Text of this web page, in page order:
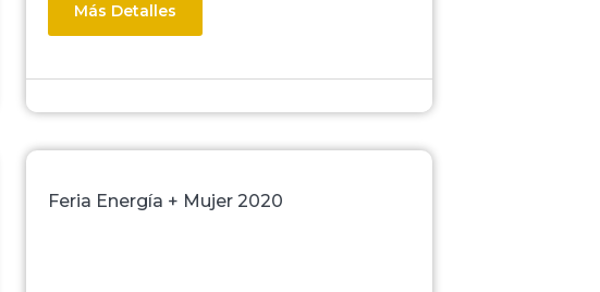
Más Detalles
Feria Energía + Mujer 2020